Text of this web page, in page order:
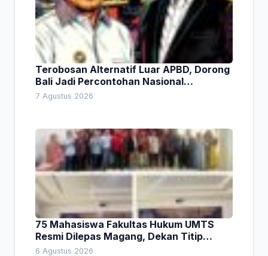
Terobosan Alternatif Luar APBD, Dorong
Bali Jadi Percontohan Nasional
Pembiayaan Daerah
7 Agustus 2026
75 Mahasiswa Fakultas Hukum UMTS
Resmi Dilepas Magang, Dekan Titip
Empat Pesan Penting
6 Agustus 2026